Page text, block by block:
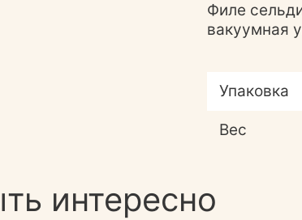
Филе
вакуумная
Упаковка
Вес
интересно